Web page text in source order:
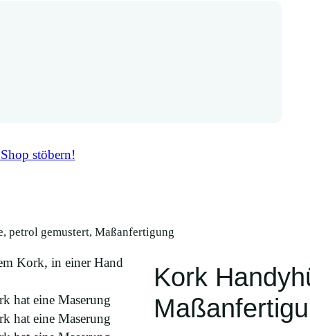
stöbern!
petrol gemustert, Maßanfertigung
Kork